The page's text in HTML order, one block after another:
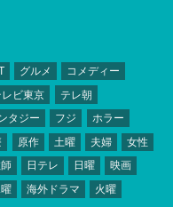
グルメ
コメディー
レビ東京
テレ朝
タジー フジ
ホラー
原作 土曜 夫婦
女性
日テレ 日曜
映画
海外ドラマ
火曜